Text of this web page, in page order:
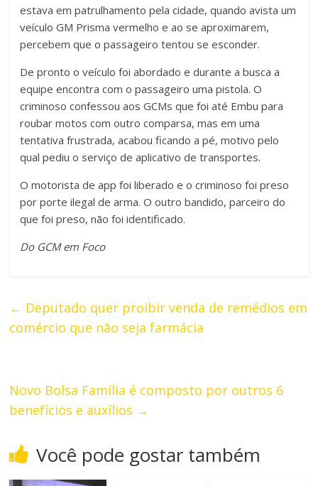
estava em patrulhamento pela cidade, quando avista um
veículo GM Prisma vermelho e ao se aproximarem,
percebem que o passageiro tentou se esconder.
De pronto o veículo foi abordado e durante a busca a
equipe encontra com o passageiro uma pistola. O
criminoso confessou aos GCMs que foi até Embu para
roubar motos com outro comparsa, mas em uma
tentativa frustrada, acabou ficando a pé, motivo pelo
qual pediu o serviço de aplicativo de transportes.
O motorista de app foi liberado e o criminoso foi preso
por porte ilegal de arma. O outro bandido, parceiro do
que foi preso, não foi identificado.
Do GCM em Foco
← Deputado quer proibir venda de remédios em
comércio que não seja farmácia
Novo Bolsa Família é composto por outros 6
benefícios e auxílios →
Você pode gostar também